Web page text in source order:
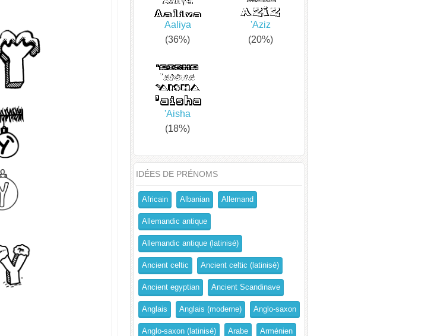
Aaliya
(36%)
'Aziz
(20%)
'Aisha
(18%)
IDÉES DE PRÉNOMS
Africain Albanian Allemand
Allemandic antique
Allemandic antique (latinisé)
Ancient celtic Ancient celtic (latinisé)
Ancient egyptian Ancient Scandinave
Anglais Anglais (moderne) Anglo-saxon
Anglo-saxon (latinisé) Arabe Arménien